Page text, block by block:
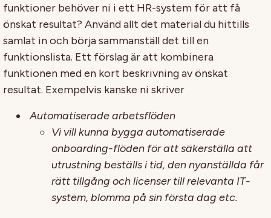
funktioner behöver ni i ett HR-system för att få
önskat resultat? Använd allt det material du hittills
samlat in och börja sammanställ det till en
funktionslista. Ett förslag är att kombinera
funktionen med en kort beskrivning av önskat
resultat. Exempelvis kanske ni skriver
Automatiserade arbetsflöden
Vi vill kunna bygga automatiserade
onboarding-flöden för att säkerställa att
utrustning beställs i tid, den nyanställda får
rätt tillgång och licenser till relevanta IT-
system, blomma på sin första dag etc.